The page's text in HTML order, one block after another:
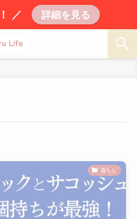
／ 詳細を見る
暮らし